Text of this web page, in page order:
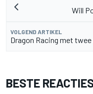
Will
VOLGEND ARTIKEL
Dragon Racing met
BESTE